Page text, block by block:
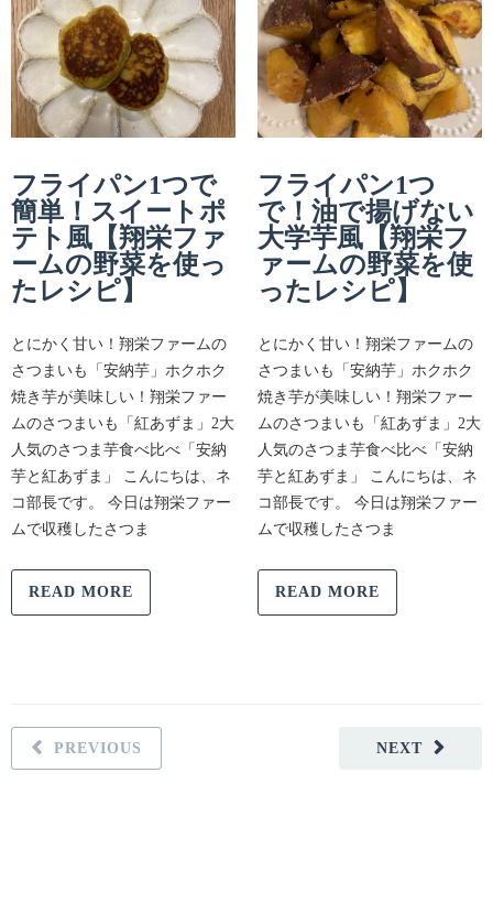
フライパン1つで
簡単！スイートポ
テト風【翔栄ファ
ームの野菜を使っ
たレシピ】
とにかく甘い！翔栄ファームの
さつまいも「安納芋」ホクホク
焼き芋が美味しい！翔栄ファー
ムのさつまいも「紅あずま」2大
人気のさつま芋食べ比べ「安納
芋と紅あずま」 こんにちは、ネ
コ部長です。 今日は翔栄ファー
ムで収穫したさつま
READ MORE
フライパン1つ
で！油で揚げない
大学芋風【翔栄フ
ァームの野菜を使
ったレシピ】
とにかく甘い！翔栄ファームの
さつまいも「安納芋」ホクホク
焼き芋が美味しい！翔栄ファー
ムのさつまいも「紅あずま」2大
人気のさつま芋食べ比べ「安納
芋と紅あずま」 こんにちは、ネ
コ部長です。 今日は翔栄ファー
ムで収穫したさつま
READ MORE
NEXT
PREVIOUS